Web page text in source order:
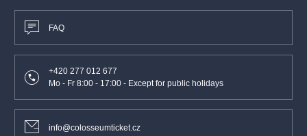
FAQ
+420 277 012 677
Mo - Fr 8:00 - 17:00 - Except for public holidays
info@colosseumticket.cz